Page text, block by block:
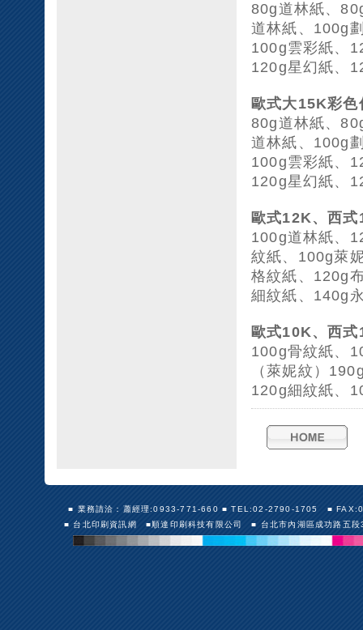
80g道林紙、
道林紙、100g
100g雲彩紙、
120g星幻紙、
歐式大15K彩色
80g道林紙、
道林紙、100g
100g雲彩紙、
120g星幻紙、
歐式12K、西
100g道林紙、
紋紙、100g萊
格紋紙、120g
細紋紙、140g
歐式10K、西
100g骨紋紙、
（萊妮紋）
120g細紋紙、
■ 業務請洽：蕭經理:0933-771-660 ■ TEL:02-2790-1705 ■
■ 台北印刷資訊網 ■順達印刷科技有限公司 ■ 台北市內湖區成功路